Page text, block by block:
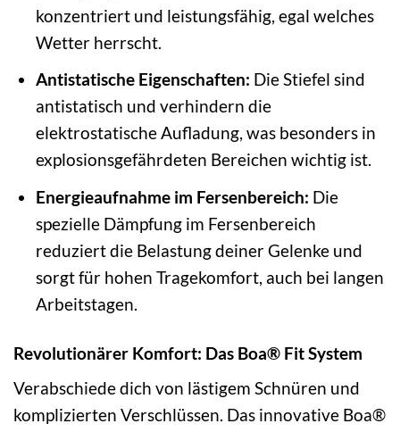
konzentriert und leistungsfähig, egal welches
Wetter herrscht.
Antistatische Eigenschaften: Die Stiefel sind
antistatisch und verhindern die
elektrostatische Aufladung, was besonders in
explosionsgefährdeten Bereichen wichtig ist.
Energieaufnahme im Fersenbereich: Die
spezielle Dämpfung im Fersenbereich
reduziert die Belastung deiner Gelenke und
sorgt für hohen Tragekomfort, auch bei langen
Arbeitstagen.
Revolutionärer Komfort: Das Boa® Fit System
Verabschiede dich von lästigem Schnüren und
komplizierten Verschlüssen. Das innovative Boa®